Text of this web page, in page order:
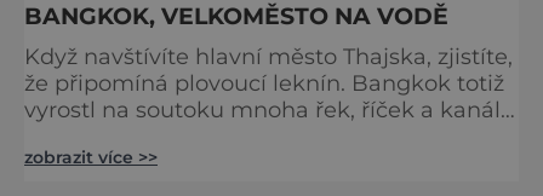
BANGKOK, VELKOMĚSTO NA VODĚ
Když navštívíte hlavní město Thajska, zjistíte,
že připomíná plovoucí leknín. Bangkok totiž
vyrostl na soutoku mnoha řek, říček a kanálů
všude plují lodi. Ale nebojte se, najde se tu i
zobrazit více >>